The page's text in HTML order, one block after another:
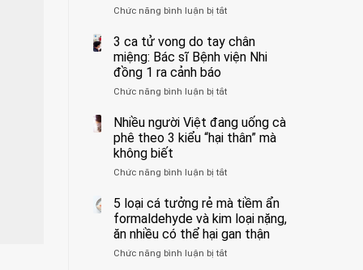
bỏ
hoàn
vì
bỏ
cảm
này
suốt
bác
“Xoắn
900
độ,
không
kịp
Chức năng bình luận bị tắtở
đàn
ông
vì…
quá
mạnh
vệ
4
nhóm
người
được
bác
3 ca tử vong do tay chân
miệng: Bác sĩ Bệnh viện Nhi
đồng 1 ra cảnh báo
Chức năng bình luận bị tắtở
ca
tử
tay
miệng:
Bác
Bệnh
viện
Nhiều người Việt đang uống cà
phê theo 3 kiểu “hại thân” mà
không biết
Chức năng bình luận bị tắtở
người
Việt
đang
uống
cà
5 loại cá tưởng rẻ mà tiềm ẩn
formaldehyde và kim loại nặng,
ăn nhiều có thể hại gan thận
Chức năng bình luận bị tắtở